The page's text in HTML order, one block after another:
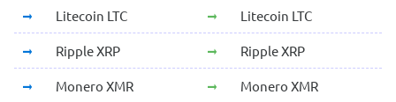
Litecoin LTC Litecoin LTC
Ripple XRP Ripple XRP
Monero XMR Monero XMR